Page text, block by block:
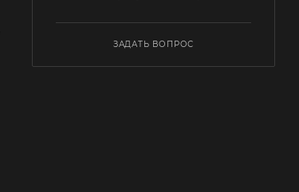
ЗАДАТЬ ВОПРОС